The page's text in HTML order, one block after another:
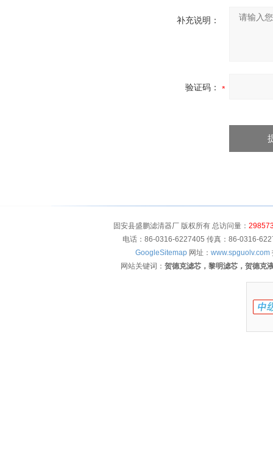
补充说明：
验证码：
固安县盛鹏滤清器厂 版权所有 总访问量：
电话：86-0316-6227405 传真：86-0316-
GoogleSitemap网址： www.spguolv.com
网站关键词： 贺德克滤芯，黎明滤芯，贺德克